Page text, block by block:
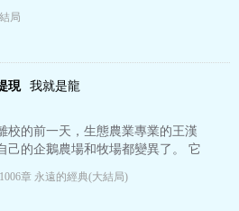
咒！隱身咒！定身咒！穿墻咒！撒
術…
局
現 我就是龍
校的前一天，生態農業專業的王漢
己的企鵝農場和牧場都變異了。 它
的水果、蔬菜、動物等實物化到身
所賺的金…
章 永遠的經典(大結局)